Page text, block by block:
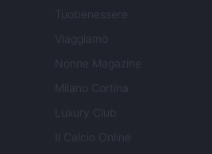
Tuobenessere
Viaggiamo
Nonne Magazine
Milano Cortina
Luxury Club
Il Calcio Online